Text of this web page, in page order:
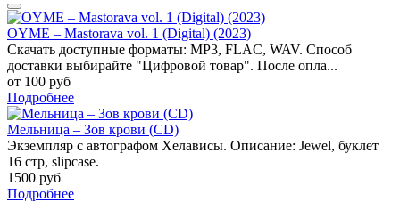
OYME – Mastorava vol. 1 (Digital) (2023)
Скачать доступные форматы: MP3, FLAC, WAV. Способ
доставки выбирайте "Цифровой товар". После опла...
от 100 руб
Подробнее
Мельница – Зов крови (CD)
Экземпляр с автографом Хелависы. Описание: Jewel, буклет
16 стр, slipcase.
1500 руб
Подробнее